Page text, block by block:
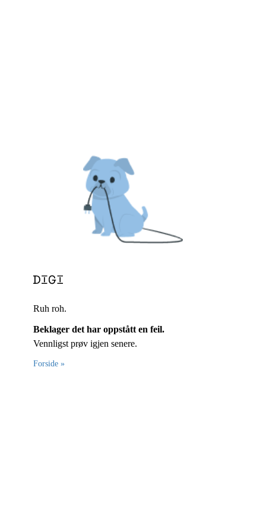
Ruh roh.
Beklager det har oppstått en feil.
Vennligst prøv igjen senere.
Forside »